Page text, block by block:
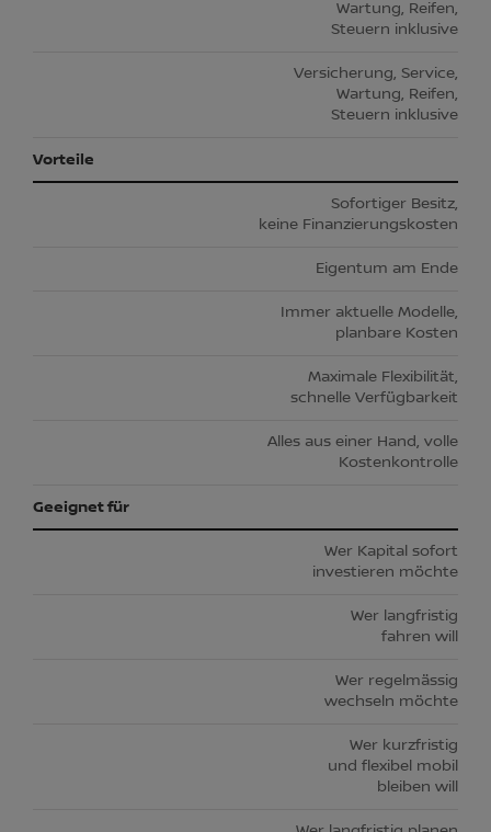
Wartung, Reifen,
Steuern inklusive
Versicherung, Service,
Wartung, Reifen,
Steuern inklusive
Vorteile
Sofortiger Besitz,
keine Finanzierungskosten
Eigentum am Ende
Immer aktuelle Modelle,
planbare Kosten
Maximale Flexibilität,
schnelle Verfügbarkeit
Alles aus einer Hand, volle
Kostenkontrolle
Geeignet für
Wer Kapital sofort
investieren möchte
Wer langfristig
fahren will
Wer regelmässig
wechseln möchte
Wer kurzfristig
und flexibel mobil
bleiben will